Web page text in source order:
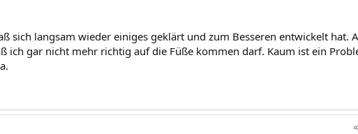
sich langsam wieder einiges geklärt und zum Besseren entwickelt hat.
ich gar nicht mehr richtig auf die Füße kommen darf. Kaum ist ein